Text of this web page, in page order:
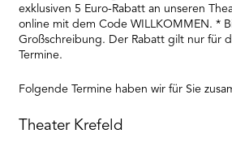
exklusiven 5 Euro-Rabatt an unseren
online mit dem Code WILLKOMMEN. *
Großschreibung. Der Rabatt gilt nur für
Termine.
Folgende Termine haben wir für Sie
Theater Krefeld